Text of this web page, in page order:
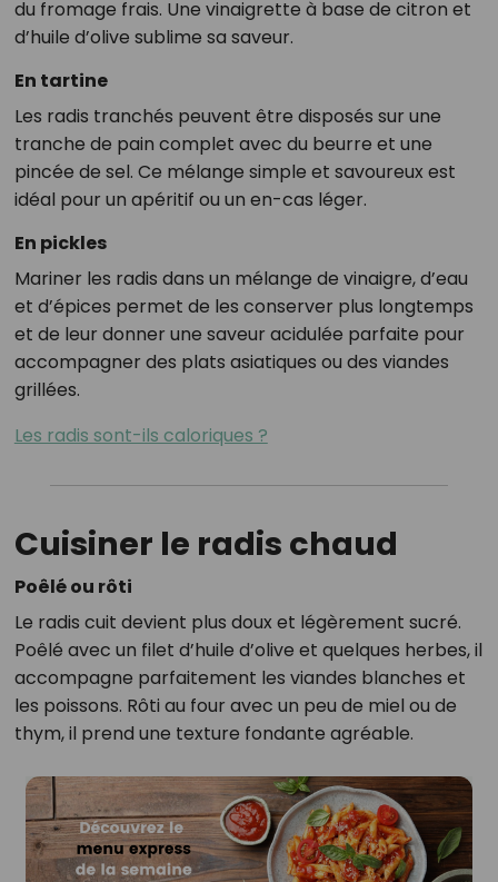
du fromage frais. Une vinaigrette à base de citron et
d’huile d’olive sublime sa saveur.
En tartine
Les radis tranchés peuvent être disposés sur une
tranche de pain complet avec du beurre et une
pincée de sel. Ce mélange simple et savoureux est
idéal pour un apéritif ou un en-cas léger.
En pickles
Mariner les radis dans un mélange de vinaigre, d’eau
et d’épices permet de les conserver plus longtemps
et de leur donner une saveur acidulée parfaite pour
accompagner des plats asiatiques ou des viandes
grillées.
Les radis sont-ils caloriques ?
Cuisiner le radis chaud
Poêlé ou rôti
Le radis cuit devient plus doux et légèrement sucré.
Poêlé avec un filet d’huile d’olive et quelques herbes, il
accompagne parfaitement les viandes blanches et
les poissons. Rôti au four avec un peu de miel ou de
thym, il prend une texture fondante agréable.